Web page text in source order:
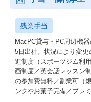
残業手当
MacPC貸与・PC周辺機
5日出社。状況により変
進制度（スポーツジム利
画制度／英会話レッスン
の参加費無料／副業可（
ンクやお菓子完備／プレ